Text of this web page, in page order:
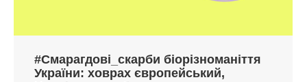
#Смарагдові_скарби біорізноманіття
України: ховрах європейський,